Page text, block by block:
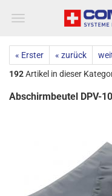
« Erster « zurück
192Artikel in dieser
Abschirmbeutel DPV-